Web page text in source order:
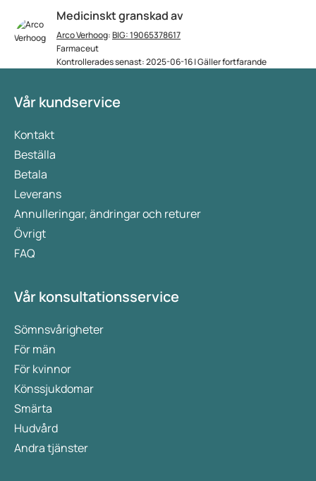
Medicinskt granskad av
Arco Verhoog:BIG: 19065378617
Farmaceut
Kontrollerades senast: 2025-06-16 | Gäller fortfarande
Vår kundservice
Kontakt
Beställa
Betala
Leverans
Annulleringar, ändringar och returer
Övrigt
FAQ
Vår konsultationsservice
Sömnsvårigheter
För män
För kvinnor
Könssjukdomar
Smärta
Hudvård
Andra tjänster